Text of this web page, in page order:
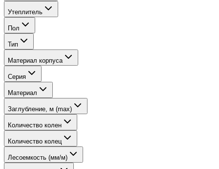
Утеплитель
Пол
Тип
Материал корпуса
Серия
Материал
Заглубление, м (max)
Количество колен
Количество колец
Лесоемкость (мм/м)